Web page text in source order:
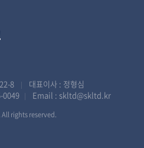
8 |
대표이사 : 정형심
0049 | Email : skltd@skltd.kr
rights reserved.